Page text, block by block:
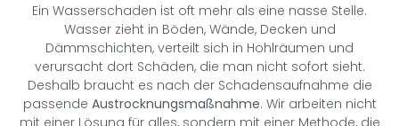
Ein Wasserschaden ist oft mehr als eine nasse Stelle.
Wasser zieht in Böden, Wände, Decken und
Dämmschichten, verteilt sich in Hohlräumen und
verursacht dort Schäden, die man nicht sofort sieht.
Deshalb braucht es nach der Schadensaufnahme die
passende Austrocknungsmaßnahme. Wir arbeiten nicht
mit einer Lösung für alles, sondern mit einer Methode, die